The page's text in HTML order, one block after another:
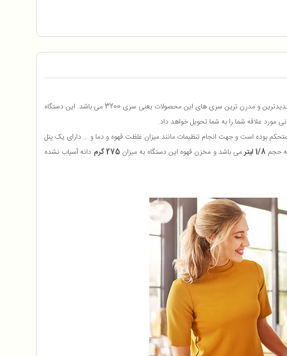
یکی از مرغوب ترین و پرکاربرد ترین اسپرسوسازهای شرکت فیلیپس می باشد و از جدیدترین و مدرن ترین سری های این محصولات یعنی سری 3200 می باشد. این دستگاه
مورد علاقه شما را به شما تحویل خواهد داد.
بوده است و جهت انجام تنظیمات مانند میزان غلظت قهوه و دما و … دارای یک پنل
حجم 1/8 لیتر می باشد و مخزن قهوه این دستگاه به میزان275 گرم
دانه آسیاب نشده